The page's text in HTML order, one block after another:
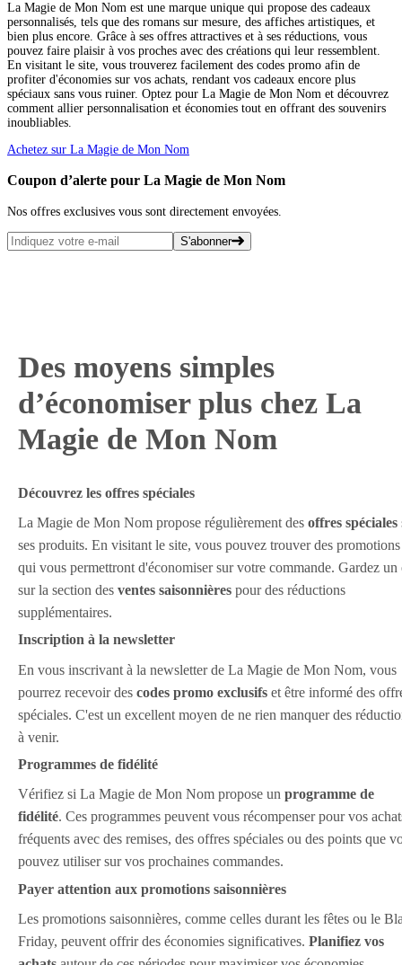
La Magie de Mon Nom est une marque unique qui propose des cadeaux
personnalisés, tels que des romans sur mesure, des affiches artistiques, et
bien plus encore. Grâce à ses offres attractives et à ses réductions, vous
pouvez faire plaisir à vos proches avec des créations qui leur ressemblent.
En visitant le site, vous trouverez facilement des codes promo afin de
profiter d'économies sur vos achats, rendant vos cadeaux encore plus
spéciaux sans vous ruiner. Optez pour La Magie de Mon Nom et découvrez
comment allier personnalisation et économies tout en offrant des souvenirs
inoubliables.
Achetez sur La Magie de Mon Nom
Coupon d’alerte pour La Magie de Mon Nom
Nos offres exclusives vous sont directement envoyées.
S'abonner
Des moyens simples
d’économiser plus chez La
Magie de Mon Nom
Découvrez les offres spéciales
La Magie de Mon Nom propose régulièrement des offres spéciales
ses produits. En visitant le site, vous pouvez trouver des promotions
qui vous permettront d'économiser sur votre commande. Gardez
sur la section des ventes saisonnières pour des réductions
supplémentaires.
Inscription à la newsletter
En vous inscrivant à la newsletter de La Magie de Mon Nom, vous
pourrez recevoir des codes promo exclusifs et être informé des
spéciales. C'est un excellent moyen de ne rien manquer des
à venir.
Programmes de fidélité
Vérifiez si La Magie de Mon Nom propose un programme de
fidélité. Ces programmes peuvent vous récompenser pour vos
fréquents avec des remises, des offres spéciales ou des points que
pouvez utiliser sur vos prochaines commandes.
Payer attention aux promotions saisonnières
Les promotions saisonnières, comme celles durant les fêtes ou le
Friday, peuvent offrir des économies significatives. Planifiez vos